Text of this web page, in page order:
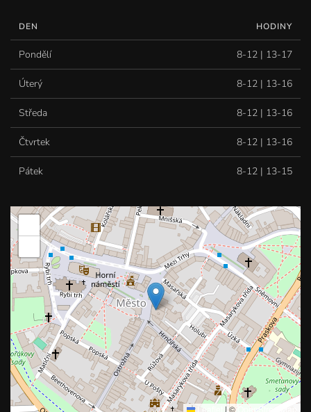
DEN HODINY
Pondělí 8-12 | 13-17
Úterý 8-12 | 13-16
Středa 8-12 | 13-16
Čtvrtek 8-12 | 13-16
Pátek 8-12 | 13-15
Leaflet | © OpenStreetMap